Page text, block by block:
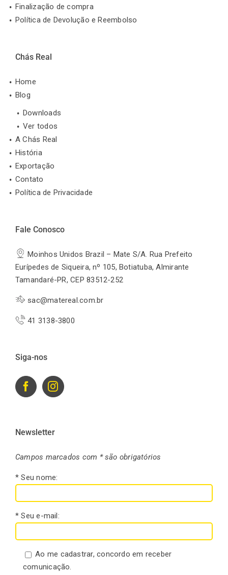
Finalização de compra
Política de Devolução e Reembolso
Chás Real
Home
Blog
Downloads
Ver todos
A Chás Real
História
Exportação
Contato
Política de Privacidade
Fale Conosco
Moinhos Unidos Brazil – Mate S/A. Rua Prefeito
Eurípedes de Siqueira, nº 105, Botiatuba, Almirante
Tamandaré-PR, CEP 83512-252
sac@matereal.com.br
41 3138-3800
Siga-nos
Newsletter
Campos marcados com * são obrigatórios
* Seu nome:
* Seu e-mail:
Ao me cadastrar, concordo em receber
comunicação.